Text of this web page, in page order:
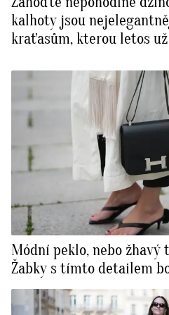
kalhoty jsou
kraťasům, kterou letos
Módní peklo, nebo
Žabky s tímto detailem